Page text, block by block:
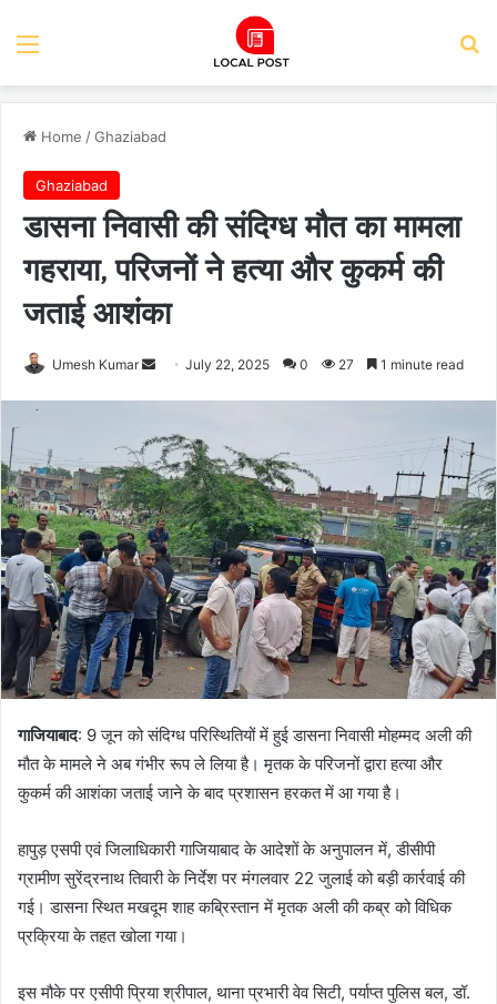
Menu
Home /Ghaziabad
Ghaziabad
डासना निवासी की संदिग्ध मौत का मामला
गहराया, परिजनों ने हत्या और कुकर्म की
जताई आशंका
Umesh Kumar
SendJuly 22, 2025 0 27 1 minute read
गाजियाबाद: 9 जून को संदिग्ध परिस्थितियों में हुई डासना निवासी मोहम्मद अली की
मौत के मामले ने अब गंभीर रूप ले लिया है। मृतक के परिजनों द्वारा हत्या और
कुकर्म की आशंका जताई जाने के बाद प्रशासन हरकत में आ गया है।
हापुड़ एसपी एवं जिलाधिकारी गाजियाबाद के आदेशों के अनुपालन में, डीसीपी
ग्रामीण सुरेंद्रनाथ तिवारी के निर्देश पर मंगलवार 22 जुलाई को बड़ी कार्रवाई की
गई। डासना स्थित मखदूम शाह कब्रिस्तान में मृतक अली की कब्र को विधिक
प्रक्रिया के तहत खोला गया।
इस मौके पर एसीपी प्रिया श्रीपाल, थाना प्रभारी वेव सिटी, पर्याप्त पुलिस बल, डॉ.